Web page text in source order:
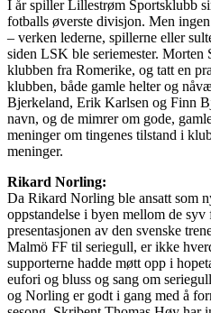
I år spiller Lillestrøm Sportsklubb
fotballs øverste divisjon. Men
– verken lederne, spillerne eller
siden LSK ble seriemester. Morten
klubben fra Romerike, og tatt en
klubben, både gamle helter og
Bjerkeland, Erik Karlsen og Finn
navn, og de mimrer om gode,
meninger om tingenes tilstand i
meninger.
Rikard Norling:
Da Rikard Norling ble ansatt som
oppstandelse i byen mellom de syv
presentasjonen av den svenske
Malmö FF til seriegull, er ikke
supporterne hadde møtt opp i
eufori og bluss og sang om
og Norling er godt i gang med å